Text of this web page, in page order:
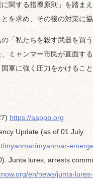
関する指導原則」を踏ま
を求め、その後の対策に協
「私たちを殺す武器を買
ミャンマー市民が直面す
軍に強く圧力をかけるこ
https://aappb.org
Update (as of 01 July
myanmar/myanmar-
Junta lures, arrests
en/news/junta-